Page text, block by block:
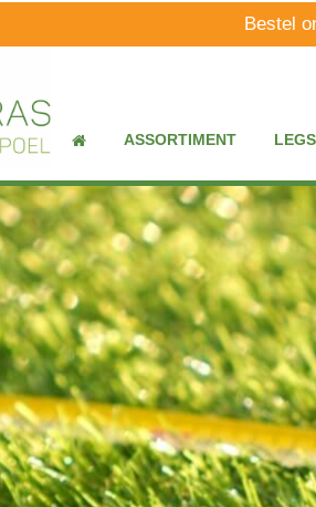
Bestel
ASSORTIMENT